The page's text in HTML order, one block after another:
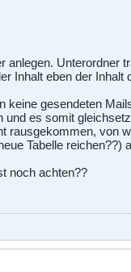
anlegen.
Inhalt eben der
keine gesendeten
es somit
rausgekommen, von
Tabelle reichen??)
noch achten??